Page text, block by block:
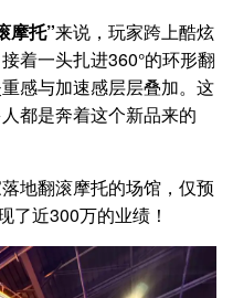
摩托”来说，玩家跨上酷炫
着一头扎进360°的环形翻
感与加速感层层叠加。这
都是奔着这个新品来的
地翻滚摩托的场馆，仅预
了近300万的业绩！